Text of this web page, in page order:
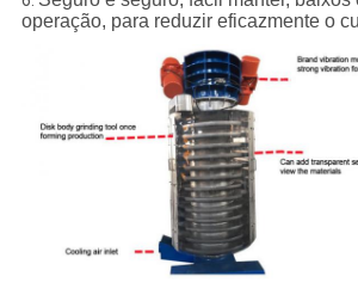
operação, para reduzir eficazmente o